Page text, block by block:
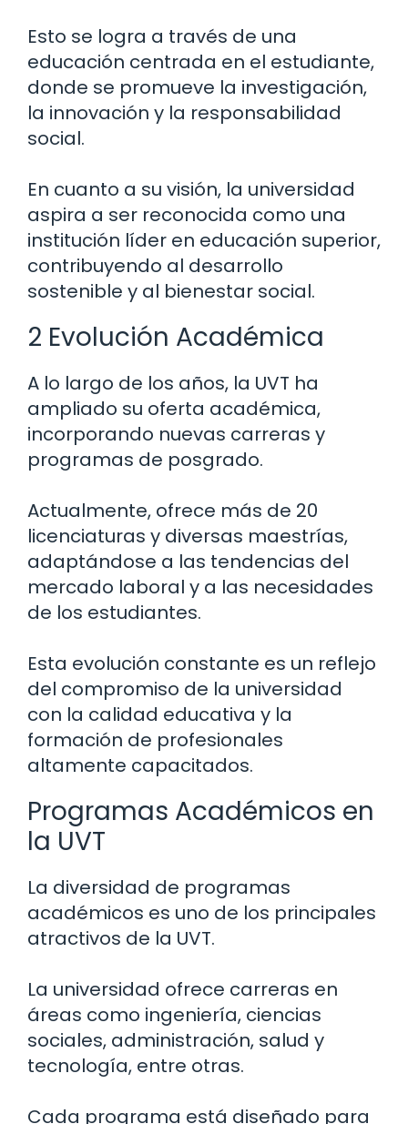
Esto se logra a través de una
educación centrada en el estudiante,
donde se promueve la investigación,
la innovación y la responsabilidad
social.
En cuanto a su visión, la universidad
aspira a ser reconocida como una
institución líder en educación superior,
contribuyendo al desarrollo
sostenible y al bienestar social.
2 Evolución Académica
A lo largo de los años, la UVT ha
ampliado su oferta académica,
incorporando nuevas carreras y
programas de posgrado.
Actualmente, ofrece más de 20
licenciaturas y diversas maestrías,
adaptándose a las tendencias del
mercado laboral y a las necesidades
de los estudiantes.
Esta evolución constante es un reflejo
del compromiso de la universidad
con la calidad educativa y la
formación de profesionales
altamente capacitados.
Programas Académicos en
la UVT
La diversidad de programas
académicos es uno de los principales
atractivos de la UVT.
La universidad ofrece carreras en
áreas como ingeniería, ciencias
sociales, administración, salud y
tecnología, entre otras.
Cada programa está diseñado para